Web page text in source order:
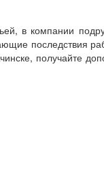
в компании
последствия
получайте